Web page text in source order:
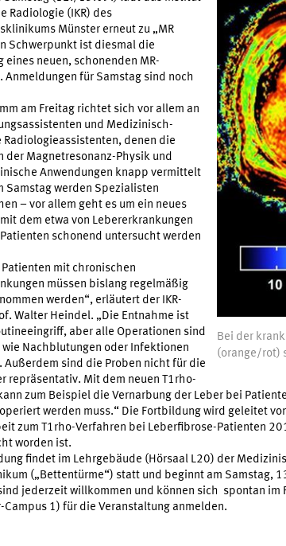
Bei der
(orange/rot)
Radiologie (IKR) des
Münster erneut zu „MR
Schwerpunkt ist diesmal die
eines neuen, schonenden MR-
Anmeldungen für Samstag sind noch
am Freitag richtet sich vor allem an
und Medizinisch-
Radiologieassistenten, denen die
der Magnetresonanz-Physik und
Anwendungen knapp vermittelt
Samstag werden Spezialisten
– vor allem geht es um ein neues
dem etwa von Lebererkrankungen
schonend untersucht werden
Patienten mit chronischen
müssen bislang regelmäßig
werden“, erläutert der IKR-
Walter Heindel. „Die Entnahme ist
aber alle Operationen sind
wie Nachblutungen oder Infektionen
Außerdem sind die Proben nicht für die
repräsentativ. Mit dem neuen T1rho-
zum Beispiel die Vernarbung der Leber bei
werden muss.“ Die Fortbildung wird geleitet
zum T1rho-Verfahren bei Leberfibrose-Patienten
worden ist.
findet im Lehrgebäude (Hörsaal L20) der
(„Bettentürme“) statt und beginnt am Samstag,
jederzeit willkommen und können sich spontan im
Campus 1) für die Veranstaltung anmelden.